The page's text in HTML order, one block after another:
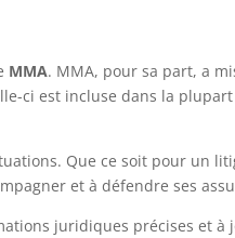
MMA. MMA, pour sa part, a
ci est incluse dans la plupart
Que ce soit pour un
et à défendre ses
juridiques précises et